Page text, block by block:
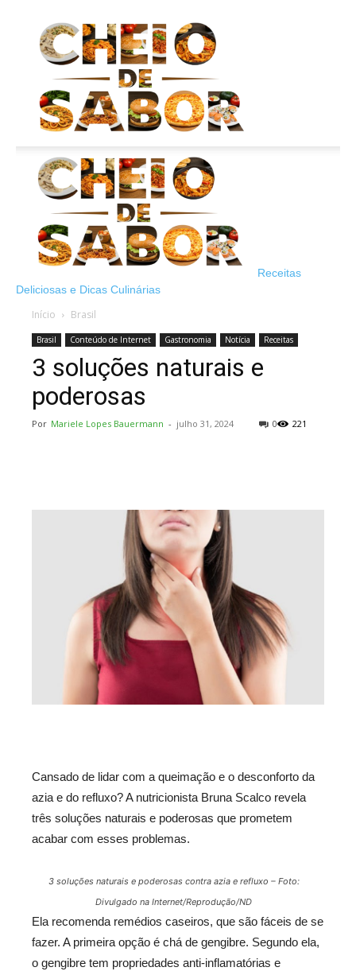
Receitas
Deliciosas e Dicas Culinárias
Início Brasil
Brasil Conteúdo de Internet Gastronomia Notícia Receitas
3 soluções naturais e
poderosas
Por Mariele Lopes Bauermann - julho 31, 2024 221
0
Cansado de lidar com a queimação e o desconforto da
azia e do refluxo? A nutricionista Bruna Scalco revela
três soluções naturais e poderosas que prometem
acabar com esses problemas.
3 soluções naturais e poderosas contra azia e refluxo – Foto:
Divulgado na Internet/Reprodução/ND
Ela recomenda remédios caseiros, que são fáceis de se
fazer. A primeira opção é chá de gengibre. Segundo ela,
o gengibre tem propriedades anti-inflamatórias e